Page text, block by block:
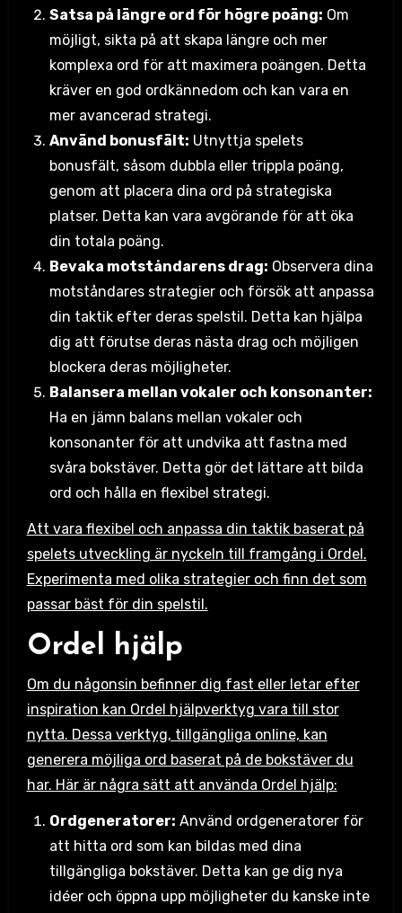
Satsa på längre ord för högre poäng: Om
möjligt, sikta på att skapa längre och mer
komplexa ord för att maximera poängen. Detta
kräver en god ordkännedom och kan vara en
mer avancerad strategi.
Använd bonusfält: Utnyttja spelets
bonusfält, såsom dubbla eller trippla poäng,
genom att placera dina ord på strategiska
platser. Detta kan vara avgörande för att öka
din totala poäng.
Bevaka motståndarens drag: Observera dina
motståndares strategier och försök att anpassa
din taktik efter deras spelstil. Detta kan hjälpa
dig att förutse deras nästa drag och möjligen
blockera deras möjligheter.
Balansera mellan vokaler och konsonanter:
Ha en jämn balans mellan vokaler och
konsonanter för att undvika att fastna med
svåra bokstäver. Detta gör det lättare att bilda
ord och hålla en flexibel strategi.
Att vara flexibel och anpassa din taktik baserat på
spelets utveckling är nyckeln till framgång i Ordel.
Experimenta med olika strategier och finn det som
passar bäst för din spelstil.
Ordel hjälp
Om du någonsin befinner dig fast eller letar efter
inspiration kan Ordel hjälpverktyg vara till stor
nytta. Dessa verktyg, tillgängliga online, kan
generera möjliga ord baserat på de bokstäver du
har. Här är några sätt att använda Ordel hjälp:
Ordgeneratorer: Använd ordgeneratorer för
att hitta ord som kan bildas med dina
tillgängliga bokstäver. Detta kan ge dig nya
idéer och öppna upp möjligheter du kanske inte